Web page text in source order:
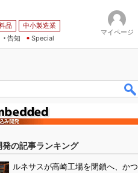
品
中小製造業
告知 Special
マイページ
発の記事ランキング
ルネサスが高崎工場を閉鎖へ、かつ